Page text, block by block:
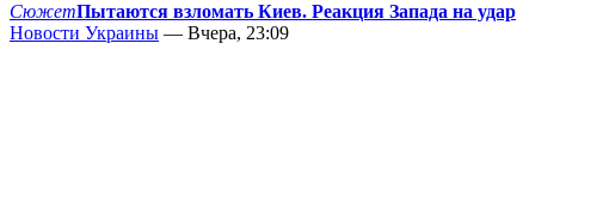
СюжетПытаются взломать Киев. Реакция Запада на удар
Новости Украины — Вчера, 23:09